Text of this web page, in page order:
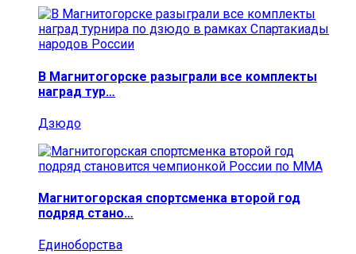
В Магнитогорске разыграли все комплекты
наград тур…
Дзюдо
Магнитогорская спортсменка второй год
подряд стано…
Единоборства